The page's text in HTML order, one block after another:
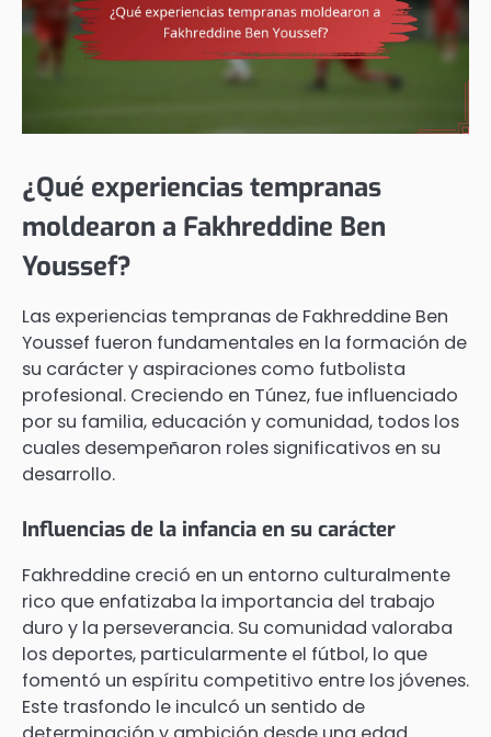
¿Qué experiencias tempranas
moldearon a Fakhreddine Ben
Youssef?
Las experiencias tempranas de Fakhreddine Ben
Youssef fueron fundamentales en la formación de
su carácter y aspiraciones como futbolista
profesional. Creciendo en Túnez, fue influenciado
por su familia, educación y comunidad, todos los
cuales desempeñaron roles significativos en su
desarrollo.
Influencias de la infancia en su carácter
Fakhreddine creció en un entorno culturalmente
rico que enfatizaba la importancia del trabajo
duro y la perseverancia. Su comunidad valoraba
los deportes, particularmente el fútbol, lo que
fomentó un espíritu competitivo entre los jóvenes.
Este trasfondo le inculcó un sentido de